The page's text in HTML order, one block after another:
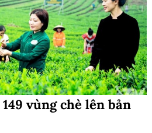
vùng chè lên bản